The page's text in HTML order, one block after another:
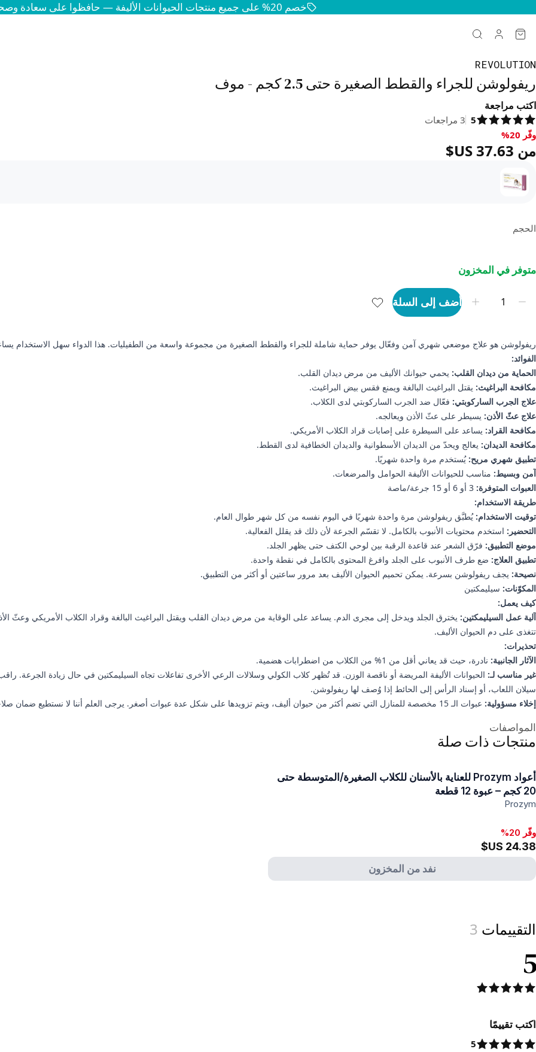
خصم 20% على جميع منتجات الحيوانات الأليفة — حافظوا على سعادة وصحة حيواناتكم
REVOLUTION
ريفولوشن للجراء والقطط الصغيرة حتى 2.5 كجم - موف
اكتب مراجعة
5
3 مراجعات
وفّر 20%, من ‏37.63 US$
وفّر 20%
من ‏37.63 US$
الحجم
متوفر في المخزون
أضف إلى السلة
ريفولوشن هو علاج موضعي شهري آمن وفعّال يوفر حماية شاملة للجراء والقطط الصغيرة من مجموعة واسعة من الطفيليات. هذا الدواء سهل الاستخدام
الفوائد:
الحماية من ديدان القلب: يحمي حيوانك الأليف من مرض ديدان القلب.
مكافحة البراغيث: يقتل البراغيث البالغة ويمنع فقس بيض البراغيث.
علاج الجرب الساركوبتي: فعّال ضد الجرب الساركوبتي لدى الكلاب.
علاج عثّ الأذن: يسيطر على عثّ الأذن ويعالجه.
مكافحة القراد: يساعد على السيطرة على إصابات قراد الكلاب الأمريكي.
مكافحة الديدان: يعالج ويحدّ من الديدان الأسطوانية والديدان الخطافية لدى القطط.
تطبيق شهري مريح: يُستخدم مرة واحدة شهريًا.
آمن وبسيط: مناسب للحيوانات الأليفة الحوامل والمرضعات.
العبوات المتوفرة:
طريقة الاستخدام:
توقيت الاستخدام: يُطبَّق ريفولوشن مرة واحدة شهريًا في اليوم نفسه من كل شهر طوال العام.
التحضير: استخدم محتويات الأنبوب بالكامل. لا تقسّم الجرعة لأن ذلك قد يقلل الفعالية.
موضع التطبيق: فرّق الشعر عند قاعدة الرقبة بين لوحي الكتف حتى يظهر الجلد.
تطبيق العلاج: ضع طرف الأنبوب على الجلد وافرغ المحتوى بالكامل في نقطة واحدة.
نصيحة: يجف ريفولوشن بسرعة. يمكن تحميم الحيوان الأليف بعد مرور ساعتين أو أكثر من التطبيق.
المكوّنات: سيليمكتين
كيف يعمل:
آلية عمل السيليمكتين: يخترق الجلد ويدخل إلى مجرى الدم. يساعد على الوقاية من مرض ديدان القلب ويقتل البراغيث البالغة وقراد الكلاب الأمريكي وعثّ
تتغذى على دم الحيوان الأليف.
تحذيرات:
الآثار الجانبية: نادرة، حيث قد يعاني أقل من 1% من الكلاب من اضطرابات هضمية.
غير مناسب لـ: الحيوانات الأليفة المريضة أو ناقصة الوزن. قد تُظهر كلاب الكولي وسلالات الرعي الأخرى تفاعلات تجاه السيليمكتين في حال زيادة الجرعة.
سيلان اللعاب، أو إسناد الرأس إلى الحائط إذا وُصف لها ريفولوشن.
إخلاء مسؤولية: عبوات الـ 15 مخصصة للمنازل التي تضم أكثر من حيوان أليف، ويتم تزويدها على شكل عدة عبوات أصغر. يرجى العلم أننا لا نستطيع ضمان صلاحية لمدة 12 شهرًا لهذه المنتجات.
المواصفات
منتجات ذات صلة
أعواد Prozym للعناية بالأسنان للكلاب الصغيرة/المتوسطة حتى
20 كجم – عبوة 12 قطعة
Prozym
وفّر 20%
نفد من المخزون
التقييمات 3
5
اكتب تقييمًا
5